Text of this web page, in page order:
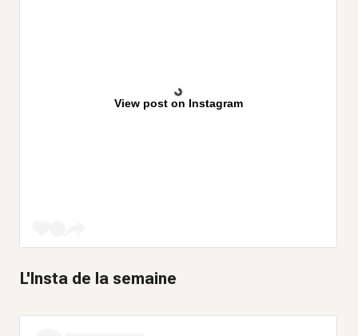
View post on Instagram
L'Insta de la semaine